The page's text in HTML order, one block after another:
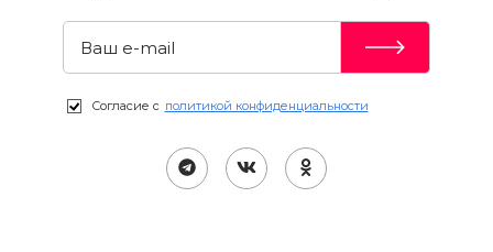
Согласие с политикой конфиденциальности